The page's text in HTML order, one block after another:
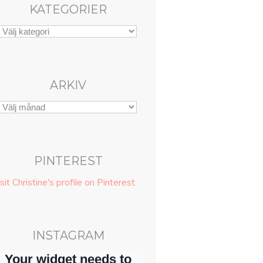
KATEGORIER
ARKIV
PINTEREST
Christine's profile on Pinterest.
INSTAGRAM